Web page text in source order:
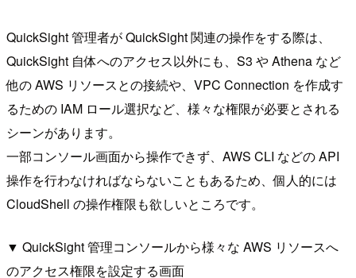
QuickSight 管理者が QuickSight 関連の操作をする際は、
QuickSight 自体へのアクセス以外にも、S3 や Athena など
他の AWS リソースとの接続や、VPC Connection を作成す
るための IAM ロール選択など、様々な権限が必要とされる
シーンがあります。
一部コンソール画面から操作できず、AWS CLI などの API
操作を行わなければならないこともあるため、個人的には
CloudShell の操作権限も欲しいところです。
▼ QuickSight 管理コンソールから様々な AWS リソースへ
のアクセス権限を設定する画面